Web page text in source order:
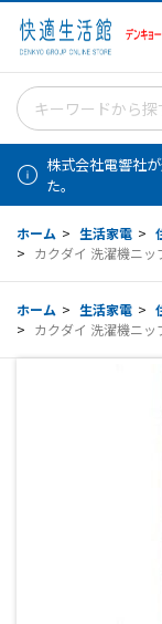
株式会社電響社
た。
ホーム > 生活家電 >
> カクダイ 洗濯機ニ
ホーム > 生活家電 >
> カクダイ 洗濯機ニ